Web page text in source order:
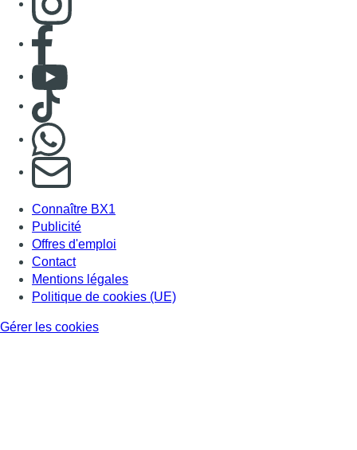
Consulter page Facebook
Consulter Youtube
Consulter TikTok
S'abonner à notre newsletter
Connaître BX1
Publicité
Offres d'emploi
Contact
Mentions légales
Politique de cookies (UE)
Gérer les cookies